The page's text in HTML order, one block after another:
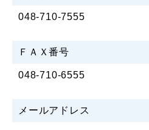
048-710-7555
ＦＡＸ番号
048-710-6555
メールアドレス